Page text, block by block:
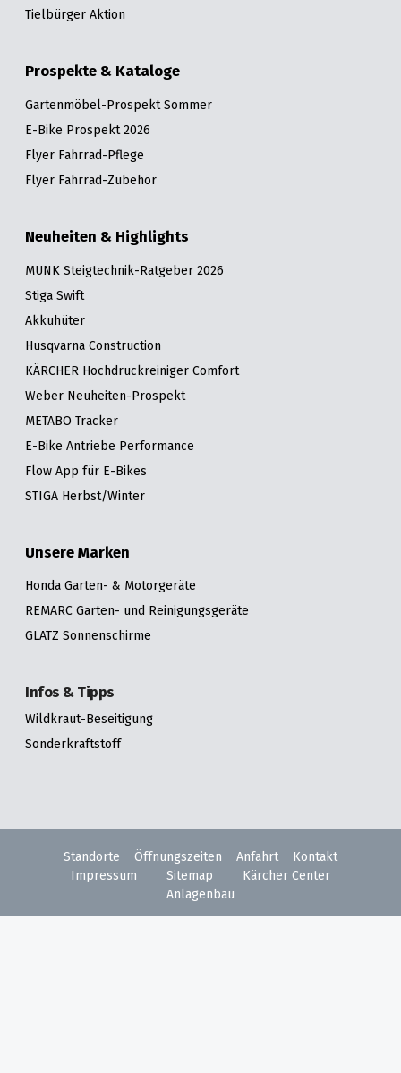
Tielbürger Aktion
Prospekte & Kataloge
Gartenmöbel-Prospekt Sommer
E-Bike Prospekt 2026
Flyer Fahrrad-Pflege
Flyer Fahrrad-Zubehör
Neuheiten & Highlights
MUNK Steigtechnik-Ratgeber 2026
Stiga Swift
Akkuhüter
Husqvarna Construction
KÄRCHER Hochdruckreiniger Comfort
Weber Neuheiten-Prospekt
METABO Tracker
E-Bike Antriebe Performance
Flow App für E-Bikes
STIGA Herbst/Winter
Unsere Marken
Honda Garten- & Motorgeräte
REMARC Garten- und Reinigungsgeräte
GLATZ Sonnenschirme
Infos & Tipps
Wildkraut-Beseitigung
Sonderkraftstoff
Standorte Öffnungszeiten Anfahrt
Kontakt
Impressum
Sitemap
Kärcher Center
Anlagenbau